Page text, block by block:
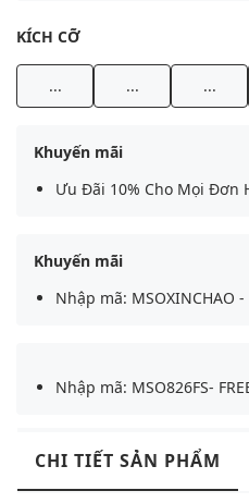
KÍCH CỠ
... ... ...
Khuyến mãi
Ưu Đãi 10% Cho Mọi Đơn
Khuyến mãi
Nhập mã: MSOXINCHAO
Nhập mã: MSO826FS-
CHI TIẾT SẢN PHẨM